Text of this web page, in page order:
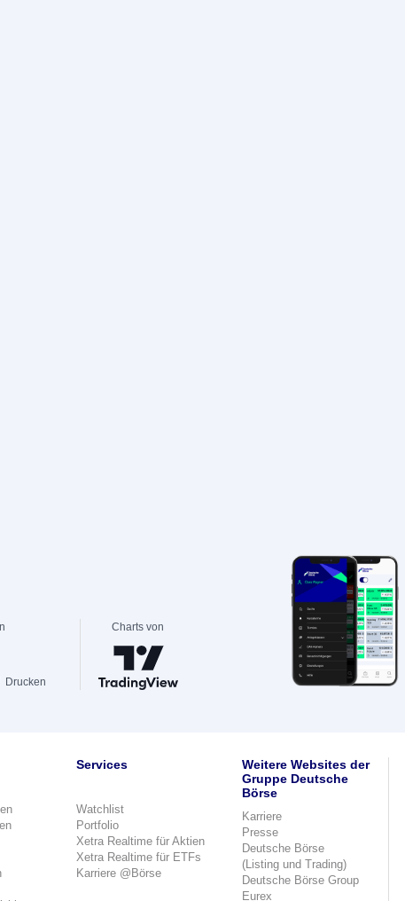
Drucken
Charts von
Services
Watchlist
Portfolio
Xetra Realtime für Aktien
Xetra Realtime für ETFs
Karriere @Börse
Weitere Websites der
Gruppe Deutsche
Börse
Karriere
Presse
Deutsche Börse
(Listing und Trading)
Deutsche Börse Group
Eurex